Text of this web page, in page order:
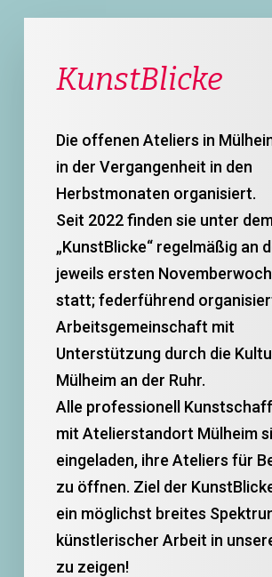
KunstBlicke
Die offenen Ateliers in
in der Vergangenheit in den
Herbstmonaten organisiert.
Seit 2022 finden sie unter
„KunstBlicke“ regelmäßig an
jeweils ersten
statt; federführend
Arbeitsgemeinschaft mit
Unterstützung durch die
Mülheim an der Ruhr.
Alle professionell
mit Atelierstandort Mülheim
eingeladen, ihre Ateliers für
zu öffnen. Ziel der
ein möglichst breites
künstlerischer Arbeit in
zu zeigen!